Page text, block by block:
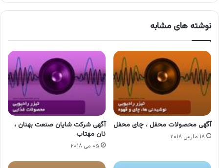
نوشته های مشابه
آگهی محصولات محفل ، چای محفل
۱۸ مارس ۲۰۱۸
آگهی شرکت شایان صنعت بهنان ،
نان مهتاب
۰۵ می ۲۰۱۸